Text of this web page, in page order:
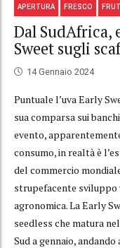
APERTURA FRESCO
Dal SudAfrica,
Sweet sugli
14 Gennaio 2024
Puntuale l’uva Early
sua comparsa sui
evento,
consumo, in realtà è
del commercio
strupefacente
agronomica. La Early
seedless che matura
Sud a gennaio,